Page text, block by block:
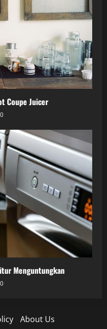
Coupe Juicer
0
Menguntungkan
0
About Us